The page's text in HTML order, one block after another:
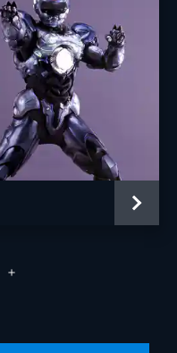
＋